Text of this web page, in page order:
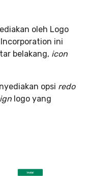
oleh Logo
Incorporation ini
belakang, icon
opsi redo
logo yang